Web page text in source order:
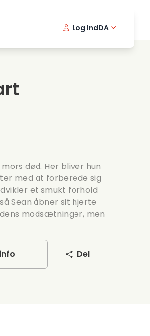
Log IndDA
død. Her bliver hun
med at forberede sig
et smukt forhold
Sean åbner sit hjerte
modsætninger, men
Del